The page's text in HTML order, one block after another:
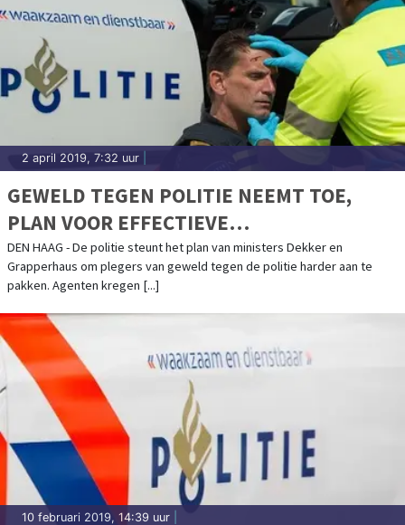
2 april 2019, 7:32 uur
GEWELD TEGEN POLITIE NEEMT TOE,
PLAN VOOR EFFECTIEVE
STRAFMAATREGELEN
DEN HAAG - De politie steunt het plan van ministers Dekker en
Grapperhaus om plegers van geweld tegen de politie harder aan te
pakken. Agenten kregen [...]
10 februari 2019, 14:39 uur